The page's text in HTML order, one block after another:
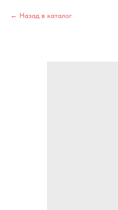
Назад в каталог